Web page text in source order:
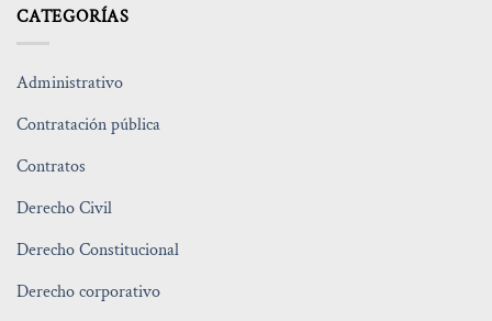
CATEGORÍAS
Administrativo
Contratación pública
Contratos
Derecho Civil
Derecho Constitucional
Derecho corporativo